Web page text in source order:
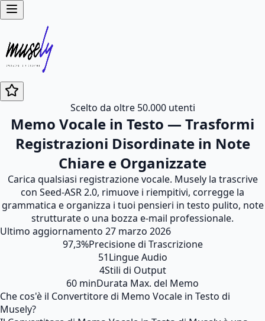
Scelto da oltre 50.000 utenti
Memo Vocale in Testo — Trasformi
Registrazioni Disordinate in Note
Chiare e Organizzate
Carica qualsiasi registrazione vocale. Musely la trascrive
con Seed-ASR 2.0, rimuove i riempitivi, corregge la
grammatica e organizza i tuoi pensieri in testo pulito, note
strutturate o una bozza e-mail professionale.
Ultimo aggiornamento 27 marzo 2026
97,3%Precisione di Trascrizione
51Lingue Audio
4Stili di Output
60 minDurata Max. del Memo
Che cos'è il Convertitore di Memo Vocale in Testo di
Musely?